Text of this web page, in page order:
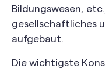
Bildungswesen,
gesellschaftliches
aufgebaut.
Die wichtigste